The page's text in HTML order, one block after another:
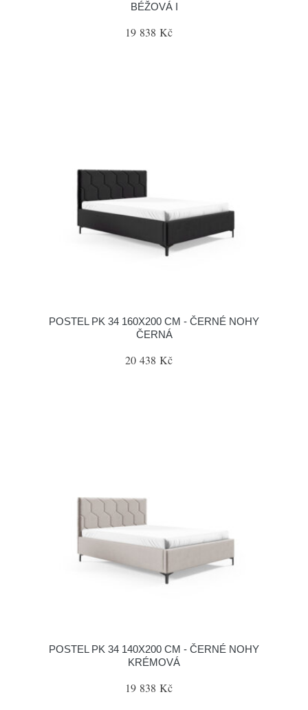
BÉŽOVÁ I
19 838 Kč
POSTEL PK 34 160X200 CM - ČERNÉ NOHY
ČERNÁ
20 438 Kč
POSTEL PK 34 140X200 CM - ČERNÉ NOHY
KRÉMOVÁ
19 838 Kč